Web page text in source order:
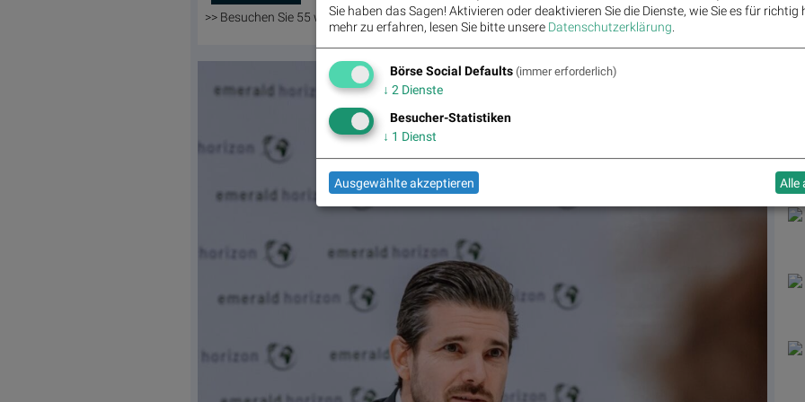
>> Besuchen Sie 55 weitere Partner aufboerse-social.com/partner
Sie haben das Sagen! Aktivieren oder deaktivieren Sie die Dienste, wie Sie es für richtig
mehr zu erfahren, lesen Sie bitte unsere Datenschutzerklärung.
Börse Social Defaults (immer erforderlich)
↓ 2 Dienste
Besucher-Statistiken
↓ 1 Dienst
Ausgewählte akzeptieren Alle